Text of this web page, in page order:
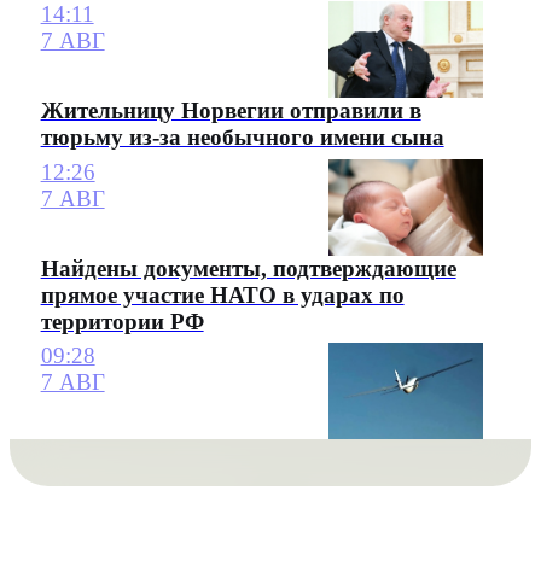
14:11
7 АВГ
Жительницу Норвегии отправили в
тюрьму из-за необычного имени сына
12:26
7 АВГ
Найдены документы, подтверждающие
прямое участие НАТО в ударах по
территории РФ
09:28
7 АВГ